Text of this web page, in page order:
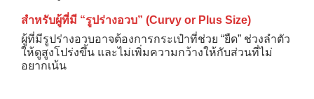
สำหรับผู้ที่มี “รูปร่างอวบ” (Curvy or Plus Size)
ผู้ที่มีรูปร่างอวบอาจต้องการกระเป๋าที่ช่วย “ยืด” ช่วงลำตัว
ให้ดูสูงโปร่งขึ้น และไม่เพิ่มความกว้างให้กับส่วนที่ไม่
อยากเน้น